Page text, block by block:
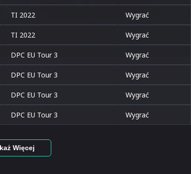
TI 2022 Wygrać
TI 2022 Wygrać
DPC EU Tour 3 Wygrać
DPC EU Tour 3 Wygrać
DPC EU Tour 3 Wygrać
DPC EU Tour 3 Wygrać
Więcej